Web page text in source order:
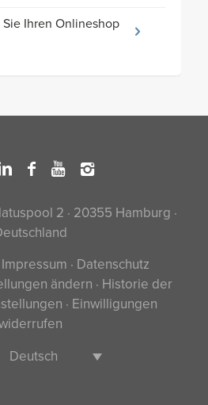
Ihren Onlineshop
2 · 20355 Hamburg ·
Impressum · Datenschutz
ändern · Historie der
· Einwilligungen
Deutsch